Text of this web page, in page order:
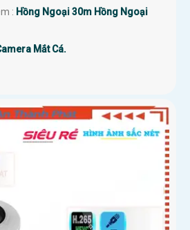
: Hồng Ngoại 30m Hồng Ngoại
Mắt Cá.